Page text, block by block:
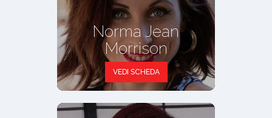
Norma Jean
Morrison
VEDI SCHEDA